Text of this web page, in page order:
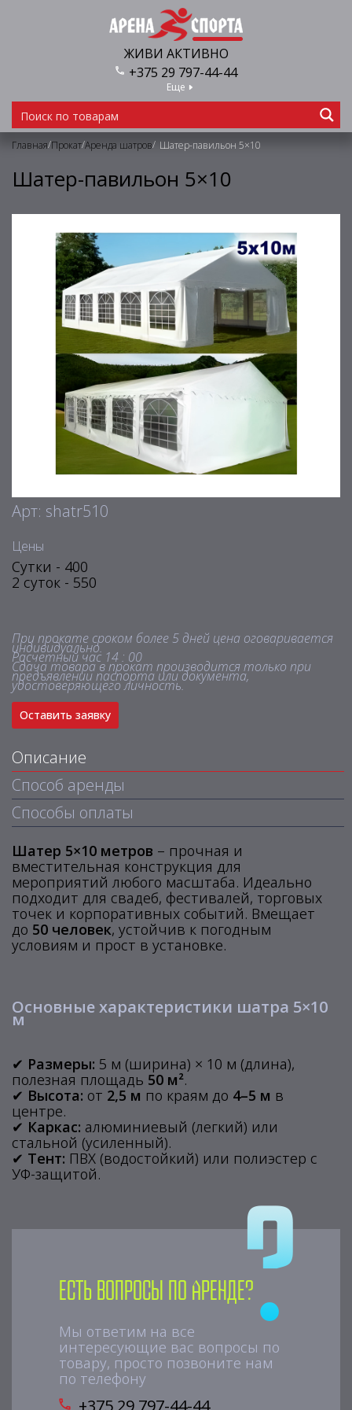
ЖИВИ АКТИВНО
+375 29 797-44-44
Еще
Главная/Прокат/Аренда шатров/ Шатер-павильон 5×10
Шатер-павильон 5×10
Арт: shatr510
Цены
Сутки - 400
2 суток - 550
При прокате сроком более 5 дней цена оговаривается
индивидуально.
Расчетный час 14 : 00
Сдача товара в прокат производится только при
предъявлении паспорта или документа,
удостоверяющего личность.
Оставить заявку
Описание
Способ аренды
Способы оплаты
Шатер 5×10 метров – прочная и
вместительная конструкция для
мероприятий любого масштаба. Идеально
подходит для свадеб, фестивалей, торговых
точек и корпоративных событий. Вмещает
до 50 человек, устойчив к погодным
условиям и прост в установке.
Основные характеристики шатра 5×10
м
✔ Размеры: 5 м (ширина) × 10 м (длина),
полезная площадь 50 м².
✔ Высота: от 2,5 м по краям до 4–5 м в
центре.
✔ Каркас: алюминиевый (легкий) или
стальной (усиленный).
✔ Тент: ПВХ (водостойкий) или полиэстер с
УФ-защитой.
Есть вопросы по аренде?
Мы ответим на все
интересующие вас вопросы по
товару, просто позвоните нам
по телефону
+375 29 797-44-44